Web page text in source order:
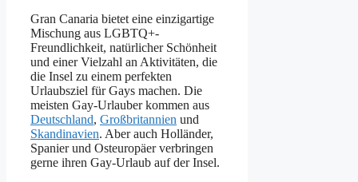
Gran Canaria bietet eine einzigartige
Mischung aus LGBTQ+-
Freundlichkeit, natürlicher Schönheit
und einer Vielzahl an Aktivitäten, die
die Insel zu einem perfekten
Urlaubsziel für Gays machen. Die
meisten Gay-Urlauber kommen aus
Deutschland, Großbritannien und
Skandinavien. Aber auch Holländer,
Spanier und Osteuropäer verbringen
gerne ihren Gay-Urlaub auf der Insel.